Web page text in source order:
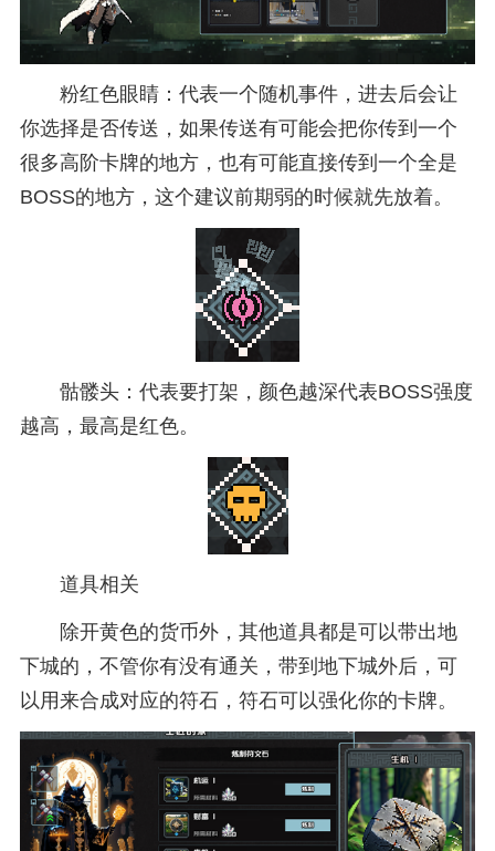
粉红色眼睛：代表一个随机事件，进去后会让
你选择是否传送，如果传送有可能会把你传到一个
很多高阶卡牌的地方，也有可能直接传到一个全是
BOSS的地方，这个建议前期弱的时候就先放着。
骷髅头：代表要打架，颜色越深代表BOSS强度
越高，最高是红色。
道具相关
除开黄色的货币外，其他道具都是可以带出地
下城的，不管你有没有通关，带到地下城外后，可
以用来合成对应的符石，符石可以强化你的卡牌。